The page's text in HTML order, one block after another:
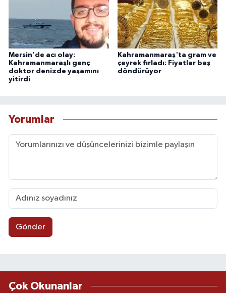
Mersin'de acı olay:
Kahramanmaraşlı genç
doktor denizde yaşamını
yitirdi
Kahramanmaraş'ta gram ve
çeyrek fırladı: Fiyatlar baş
döndürüyor
Yorumlar
Gönder
Çok Okunanlar